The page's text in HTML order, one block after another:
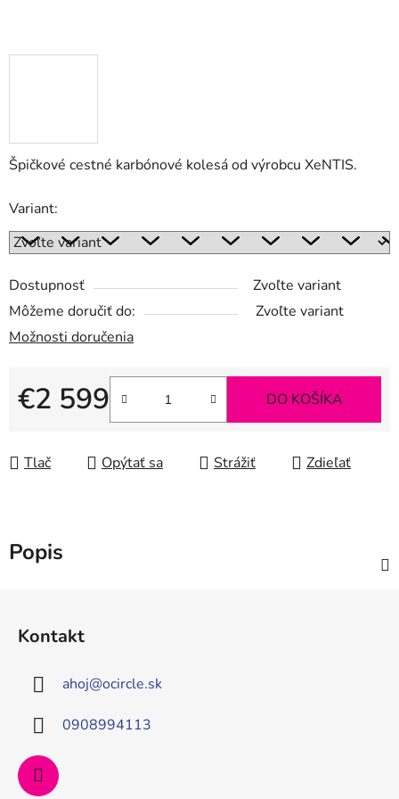
Špičkové cestné karbónové kolesá od výrobcu XeNTIS.
Variant:
Dostupnosť
Zvoľte variant
Môžeme doručiť do:
Zvoľte variant
Možnosti doručenia
€2 599
Jednotková cena:
DO KOŠÍKA
Tlač Opýtať sa Strážiť Zdieľať
Popis
Kontakt
ahoj@ocircle.sk
0908994113